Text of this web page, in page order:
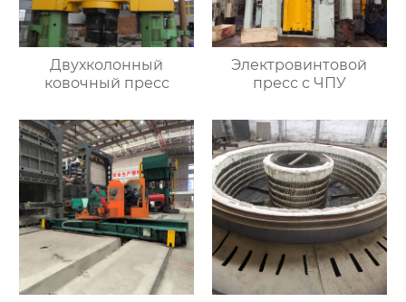
Двухколонный
ковочный пресс
Электровинтовой
пресс с ЧПУ